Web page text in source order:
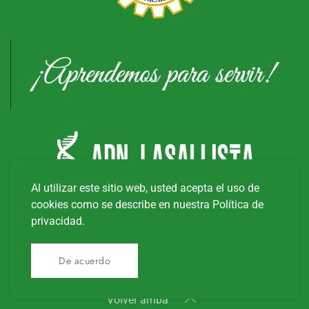
Copyright © 20
Volver arriba
Al utilizar este sitio web, usted acepta el uso de
cookies como se describe en nuestra Política de
privacidad.
De acuerdo